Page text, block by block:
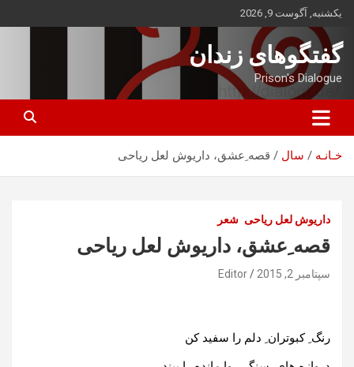
بروید
یکشنبه, آگوست 9, 2026
گفتگوهای زندان
Prison's Dialogue
خـانـه سال قصه ِعشق، داریوش لعل ریاحی
داریوش لعل ریاحی شعر
قصه ِعشق، داریوش لعل ریاحی
سپتامبر 2, 2015 Editor
رنگ ِ کبوتران ِ دلم را سفید کن